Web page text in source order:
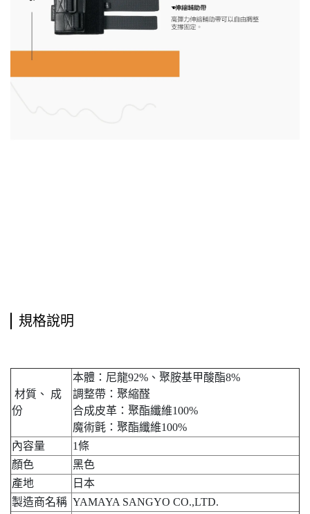
規格說明
材質、 成
份
本體：尼龍92%、聚胺基甲酸酯8%
調整帶：聚縮醛
合成皮革：聚酯纖維100%
魔術氈：聚酯纖維100%
內容量
1條
顏色
黑色
產地
日本
製造商名稱 YAMAYA SANGYO CO.,LTD.